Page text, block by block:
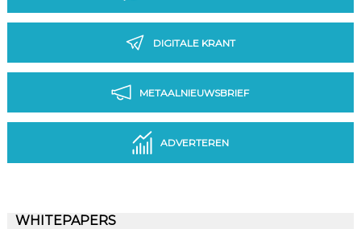
DIGITALE KRANT
METAALNIEUWSBRIEF
ADVERTEREN
WHITEPAPERS